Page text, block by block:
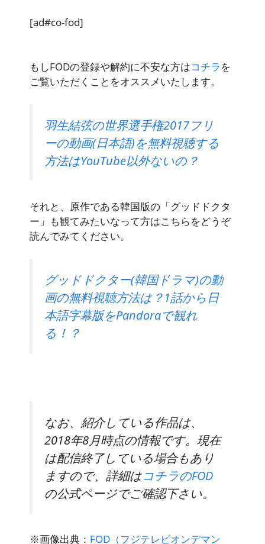
[ad#co-fod]
もしFODの登録や解約に不安な方はコチラ を
ご覧いただくことをオススメいたします。
羽生結弦の世界選手権2017フリ
ーの動画(日本語)を無料視聴する
方法はYouTube以外ないの？
それと、原作である韓国版の「グッドドクタ
ー」も観てみたいなって方はこちらをどうぞ
読んでみてください。
グッドドクター(韓国ドラマ)の動
画の無料視聴方法は？1話から日
本語字幕版をPandoraで観れ
る！？
なお、紹介している作品は、
2018年8月時点の情報です。現在
は配信終了している場合もあり
ますので、詳細はコチラのFOD
の公式ページでご確認下さい。
※画像出典： FOD（フジテレビオンデマン